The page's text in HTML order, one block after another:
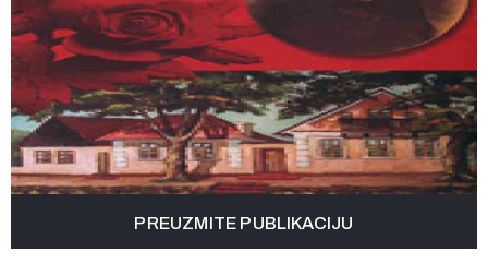
PREUZMITE PUBLIKACIJU